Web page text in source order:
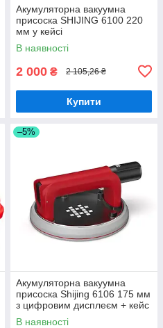
Акумуляторна вакуумна
присоска SHIJING 6100 220
мм у кейсі
В наявності
2 000 ₴ 2 105,26 ₴
Купити
–5%
Акумуляторна вакуумна
присоска Shijing 6106 175 мм
з цифровим дисплеєм + кейс
(6106S)
В наявності